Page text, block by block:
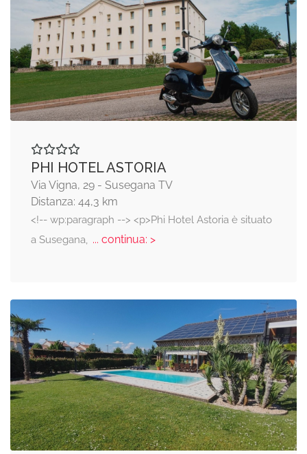
PHI HOTEL ASTORIA
Via Vigna, 29 - Susegana TV
Distanza: 44,3 km
<!-- wp:paragraph --> <p>Phi Hotel Astoria è situato
a Susegana, ... continua: >